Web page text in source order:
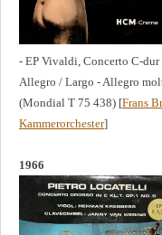
- EP Vivaldi, Concerto C-
Allegro / Largo - Allegro
(Mondial T 75 438) [Frans
Kammerorchester]
1966